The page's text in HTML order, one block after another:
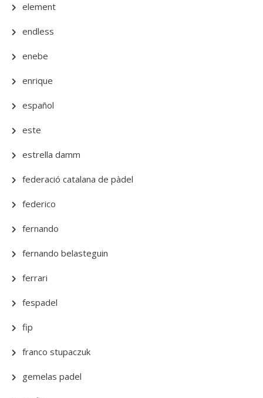
element
endless
enebe
enrique
español
este
estrella damm
federació catalana de pàdel
federico
fernando
fernando belasteguin
ferrari
fespadel
fip
franco stupaczuk
gemelas padel